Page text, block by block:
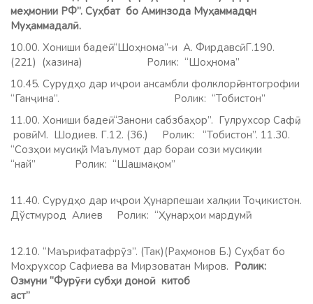
меҳмонии РФ”. Суҳбат бо Аминзода Муҳаммадҷон
Муҳаммадалӣ.
10.00. Хониши бадеӣ. “Шоҳнома”-и А. Фирдавсӣ Г.190.
(221) (хазина) Ролик: “Шоҳнома”
10.45. Сурудҳо дар иҷрои ансамбли фолклорӣ-энтогрофии
“Ганҷина”.
Ролик: “Тобистон”
11.00. Хониши бадеӣ. “Занони сабзбаҳор”. Гулрухсор Сафӣ ,
ровӣ М. Шодиев. Г.12. (36.) Ролик: “Тобистон”. 11.30.
“Созҳои мусиқӣ”. Маълумот дар бораи сози мусиқии
“най”
Ролик: “Шашмақом”
11.40. Сурудҳо дар иҷрои Ҳунарпешаи халқии Тоҷикистон.
Дўстмурод Алиев Ролик: “Ҳунарҳои мардумӣ”
12.10. “Маърифатафрӯз”. (Так)(Раҳмонов Б.) Суҳбат бо
Моҳрухсор Сафиева ва Мирзоватан Миров. Ролик:
Озмуни “Фурӯғи субҳи доноӣ китоб
аст”